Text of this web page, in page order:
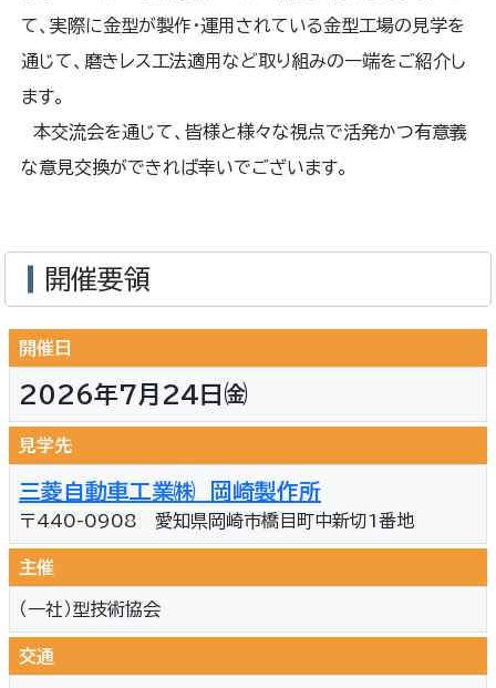
て、実際に金型が製作・運用されている金型工場の見学を
通じて、磨きレス工法適用など取り組みの一端をご紹介し
ます。
本交流会を通じて、皆様と様々な視点で活発かつ有意義
な意見交換ができれば幸いでございます。
開催要領
開催日
2026年7月24日㈮
見学先
三菱自動車工業㈱ 岡崎製作所
〒440-0908 愛知県岡崎市橋目町中新切1番地
主催
（一社）型技術協会
交通